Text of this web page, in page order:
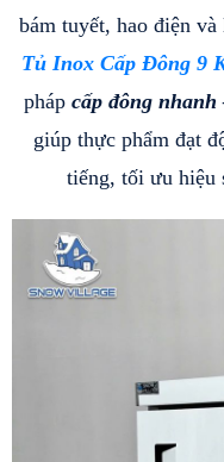
bám tuyết, hao điện
Tủ Inox Cấp Đông 9
pháp
giúp thực phẩm đạt
tiếng, tối ưu hiệu